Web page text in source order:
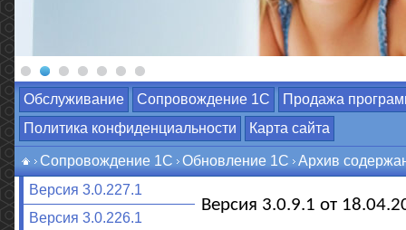
Обслуживание Сопровождение 1С
Продажа
Политика конфиденциальности
Карта сайта
Сопровождение 1С Обновление 1С
Архив
Версия 3.0.227.1
Версия 3.0.226.1
Версия 3.0.9.1 от